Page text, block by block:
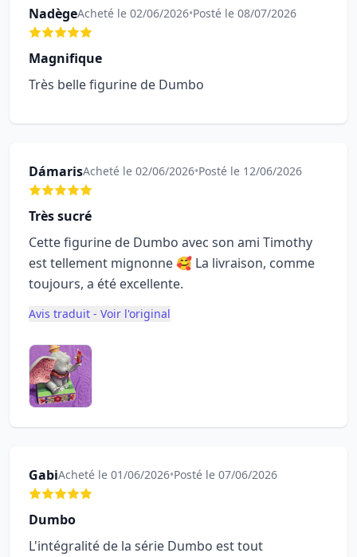
NadègeAcheté le 02/06/2026•Posté le 08/07/2026
Magnifique
Très belle figurine de Dumbo
DámarisAcheté le 02/06/2026•Posté le 12/06/2026
Très sucré
Cette figurine de Dumbo avec son ami Timothy
est tellement mignonne 🥰 La livraison, comme
toujours, a été excellente.
Avis traduit - Voir l'original
GabiAcheté le 01/06/2026•Posté le 07/06/2026
Dumbo
L'intégralité de la série Dumbo est tout